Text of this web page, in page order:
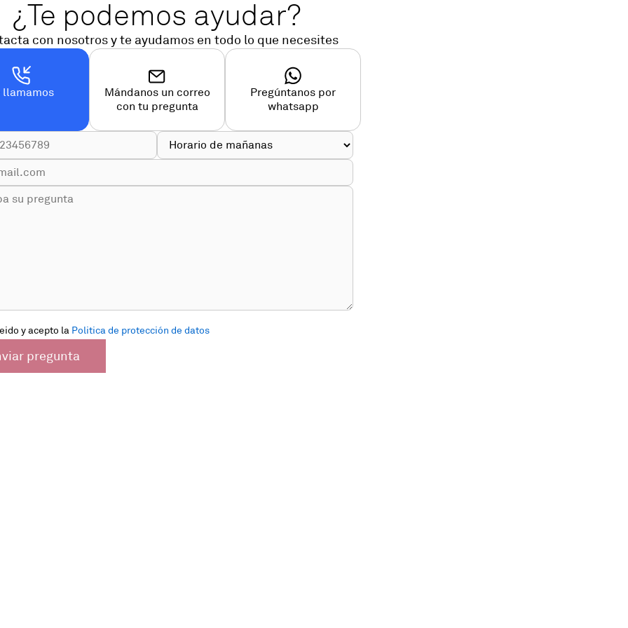
¿Te podemos ayudar?
con nosotros y te ayudamos en todo lo que necesites
llamamos
Mándanos un correo
con tu pregunta
Pregúntanos por
whatsapp
y acepto la Politica de protección de datos
pregunta